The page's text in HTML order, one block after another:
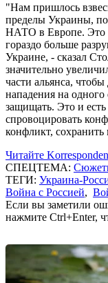
"Нам пришлось
пределы Украины,
НАТО в Европе. Это
гораздо больше
Украине, - сказал
значительно
части альянса,
нападения на одного
защищать. Это и
спровоцировать
конфликт, сохранить
Читайте
СПЕЦТЕМА:
ТЕГИ: Украина-
Война с Россией,
Если вы заметили
нажмите Ctrl+Enter,